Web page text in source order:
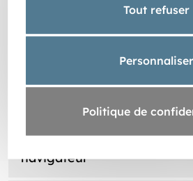
Tout refuser
Personnaliser
Politique de
Vous pouvez exercer votre
»
navigateur